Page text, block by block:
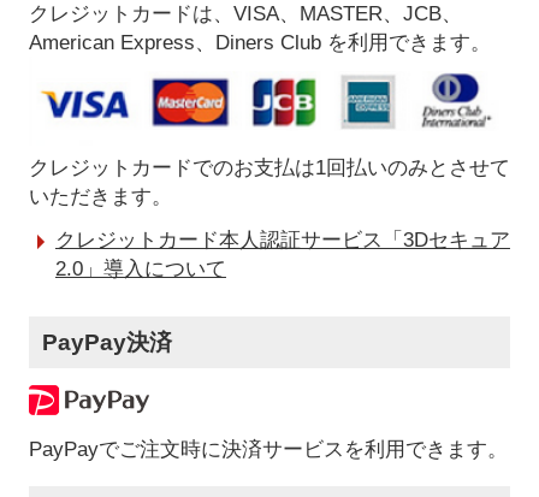
クレジットカードは、VISA、MASTER、JCB、
American Express、Diners Club を利用できます。
クレジットカードでのお支払は1回払いのみとさせて
いただきます。
クレジットカード本人認証サービス「3Dセキュア
2.0」導入について
PayPay決済
PayPayでご注文時に決済サービスを利用できます。